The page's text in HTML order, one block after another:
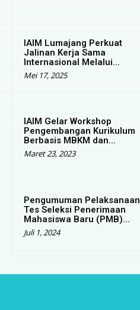
IAIM Lumajang Perkuat
Jalinan Kerja Sama
Internasional Melalui...
Mei 17, 2025
IAIM Gelar Workshop
Pengembangan Kurikulum
Berbasis MBKM dan...
Maret 23, 2023
Pengumuman Pelaksanaan
Tes Seleksi Penerimaan
Mahasiswa Baru (PMB)...
Juli 1, 2024